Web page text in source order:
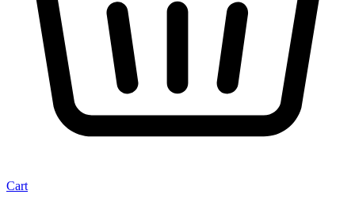
Cart